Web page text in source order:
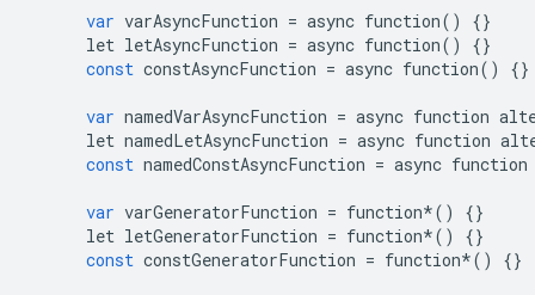
var varAsyncFunction = async function()
{}
let letAsyncFunction = async function()
{}
const constAsyncFunction = async function() {}
var namedVarAsyncFunction = async function
let namedLetAsyncFunction = async function
const namedConstAsyncFunction = async function
var varGeneratorFunction = function*()
{}
let letGeneratorFunction = function*()
{}
const constGeneratorFunction = function*() {}